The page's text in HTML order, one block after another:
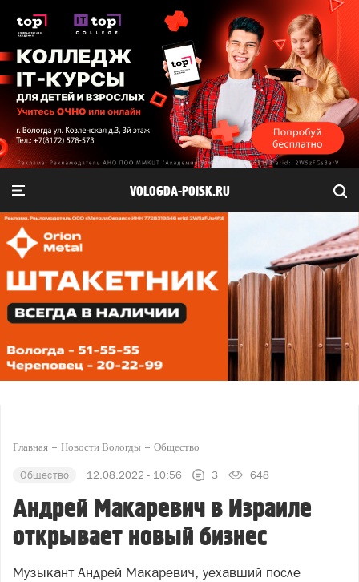
VOLOGDA-POISK.RU
Главная Новости Вологды Общество
Общество 12.08.2022 - 10:56 3 648
Андрей Макаревич в Израиле
открывает новый бизнес
Музыкант Андрей Макаревич, уехавший после